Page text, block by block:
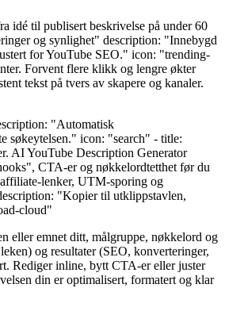
idé til publisert beskrivelse på under 60
og synlighet" description: "Innebygd
for YouTube SEO." icon: "trending-
Forvent flere klikk og lengre økter
tekst på tvers av skapere og kanaler.
"Automatisk
søkeytelsen." icon: "search" - title:
AI YouTube Description Generator
CTA-er og nøkkelordtetthet før du
lenker, UTM-sporing og
"Kopier til utklippstavlen,
cloud"
eller emnet ditt, målgruppe, nøkkelord og
og resultater (SEO, konverteringer,
Rediger inline, bytt CTA-er eller juster
din er optimalisert, formatert og klar